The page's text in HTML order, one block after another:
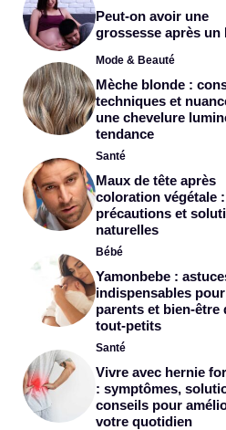
Peut-on avoir une
grossesse après un
Mode & Beauté
Mèche blonde :
techniques et
une chevelure
tendance
Santé
Maux de tête après
coloration végétale
précautions et
naturelles
Bébé
Yamonbebe :
indispensables
parents et bien-être
tout-petits
Santé
Vivre avec hernie
: symptômes,
conseils pour
votre quotidien